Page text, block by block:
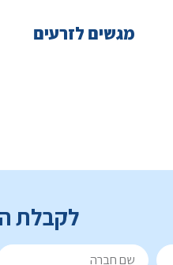
מגשים לזרעים
לקבלת